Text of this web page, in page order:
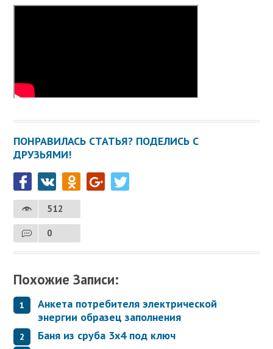
ПОНРАВИЛАСЬ СТАТЬЯ? ПОДЕЛИСЬ С
ДРУЗЬЯМИ!
512
0
Похожие Записи:
Анкета потребителя электрической
энергии образец заполнения
Баня из сруба 3х4 под ключ